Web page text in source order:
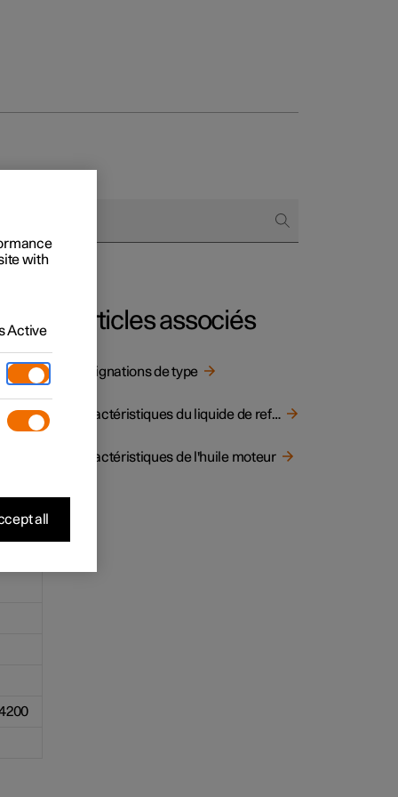
acheter
de financement
en nature
le
Articles associés
Désignations de type
Caractéristiques du liquide de refroidissement
Caractéristiques de l'huile moteur
with
Active
all